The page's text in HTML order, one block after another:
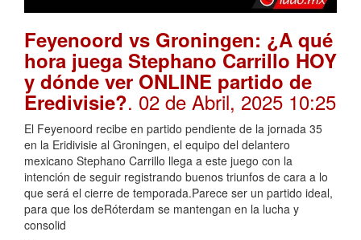
Feyenoord vs Groningen: ¿A qué
hora juega Stephano Carrillo HOY
y dónde ver ONLINE partido de
Eredivisie?. 02 de Abril, 2025 10:25
El Feyenoord recibe en partido pendiente de la jornada 35
en la Eridivisie al Groningen, el equipo del delantero
mexicano Stephano Carrillo llega a este juego con la
intención de seguir registrando buenos triunfos de cara a lo
que será el cierre de temporada.Parece ser un partido ideal,
para que los deRóterdam se mantengan en la lucha y
consolid